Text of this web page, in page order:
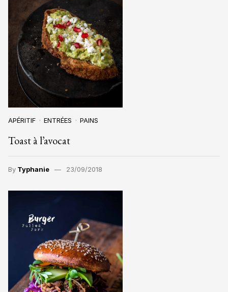
APÉRITIF ENTRÉES PAINS
Toast à l’avocat
By Typhanie 23/09/2018